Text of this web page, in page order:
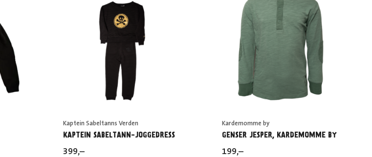
Kaptein Sabeltanns Verden
KAPTEIN SABELTANN-JOGGEDRESS
399,–
Kardemomme by
GENSER JESPER, KARDEMOMME BY
199,–